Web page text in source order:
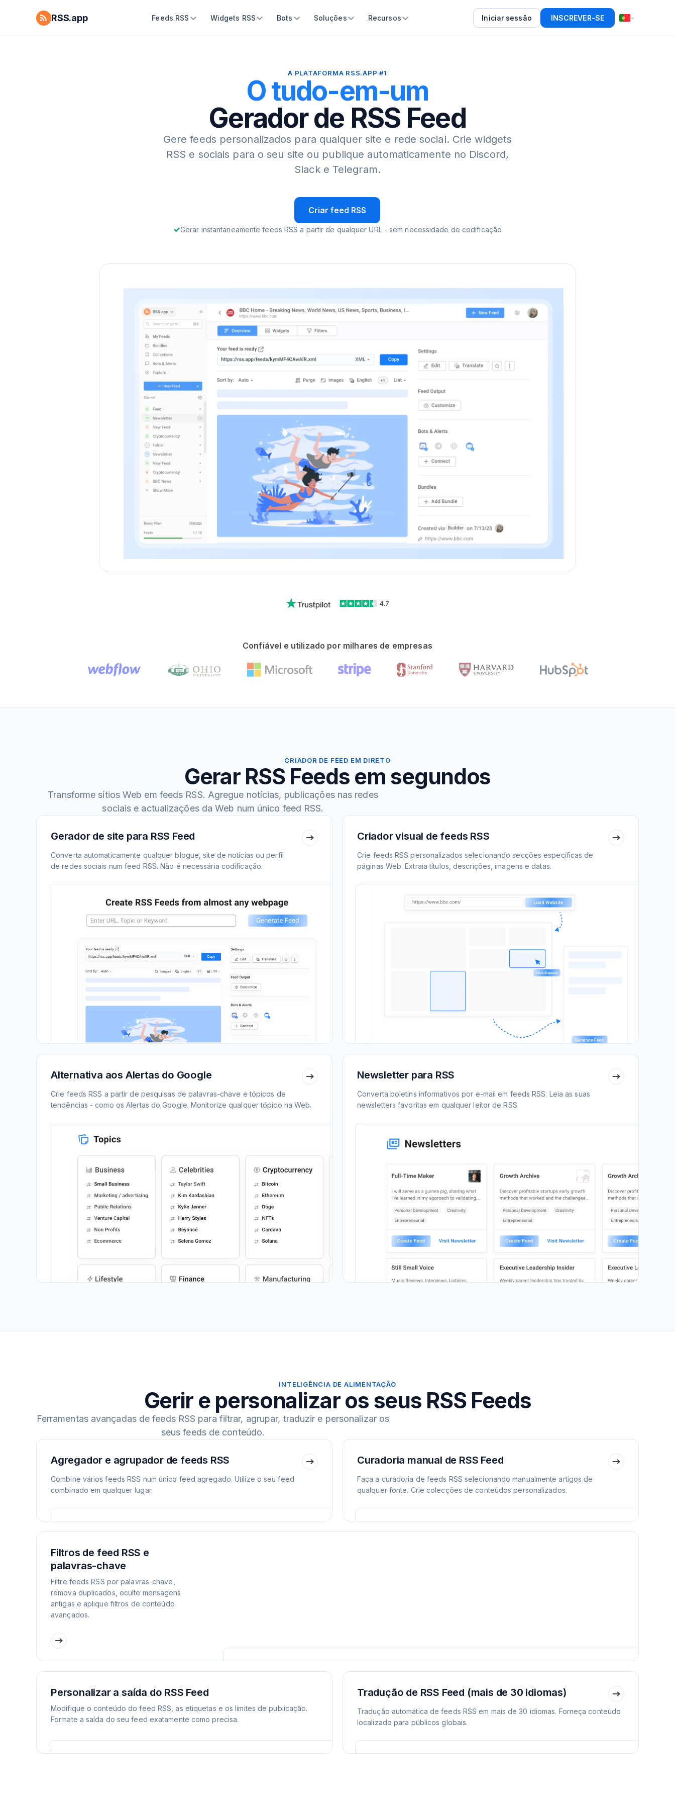
RSS.app Feeds RSS Widgets RSS Bots Soluções Recursos Iniciar sessão INSCREVER-SE
A PLATAFORMA RSS.APP #1
O tudo-em-um
Gerador de RSS Feed
Gere feeds personalizados para qualquer site e rede social. Crie widgets
RSS e sociais para o seu site ou publique automaticamente no Discord,
Slack e Telegram.
Criar feed RSS
Gerar instantaneamente feeds RSS a partir de qualquer URL - sem necessidade de codificação
4.7
Confiável e utilizado por milhares de empresas
CRIADOR DE FEED EM DIRETO
Gerar RSS Feeds em segundos
Transforme sítios Web em feeds RSS. Agregue notícias, publicações nas redes
sociais e actualizações da Web num único feed RSS.
Gerador de site para RSS Feed
Converta automaticamente qualquer blogue, site de notícias ou perfil
de redes sociais num feed RSS. Não é necessária codificação.
Criador visual de feeds RSS
Crie feeds RSS personalizados selecionando secções específicas de
páginas Web. Extraia títulos, descrições, imagens e datas.
Alternativa aos Alertas do Google
Crie feeds RSS a partir de pesquisas de palavras-chave e tópicos de
tendências - como os Alertas do Google. Monitorize qualquer tópico na Web.
Newsletter para RSS
Converta boletins informativos por e-mail em feeds RSS. Leia as suas
newsletters favoritas em qualquer leitor de RSS.
INTELIGÊNCIA DE ALIMENTAÇÃO
Gerir e personalizar os seus RSS Feeds
Ferramentas avançadas de feeds RSS para filtrar, agrupar, traduzir e personalizar os
seus feeds de conteúdo.
Agregador e agrupador de feeds RSS
Combine vários feeds RSS num único feed agregado. Utilize o seu feed
combinado em qualquer lugar.
Curadoria manual de RSS Feed
Faça a curadoria de feeds RSS selecionando manualmente artigos de
qualquer fonte. Crie colecções de conteúdos personalizados.
Filtros de feed RSS e
palavras-chave
Filtre feeds RSS por palavras-chave,
remova duplicados, oculte mensagens
antigas e aplique filtros de conteúdo
avançados.
Personalizar a saída do RSS Feed
Modifique o conteúdo do feed RSS, as etiquetas e os limites de publicação.
Formate a saída do seu feed exatamente como precisa.
Tradução de RSS Feed (mais de 30 idiomas)
Tradução automática de feeds RSS em mais de 30 idiomas. Forneça conteúdo
localizado para públicos globais.